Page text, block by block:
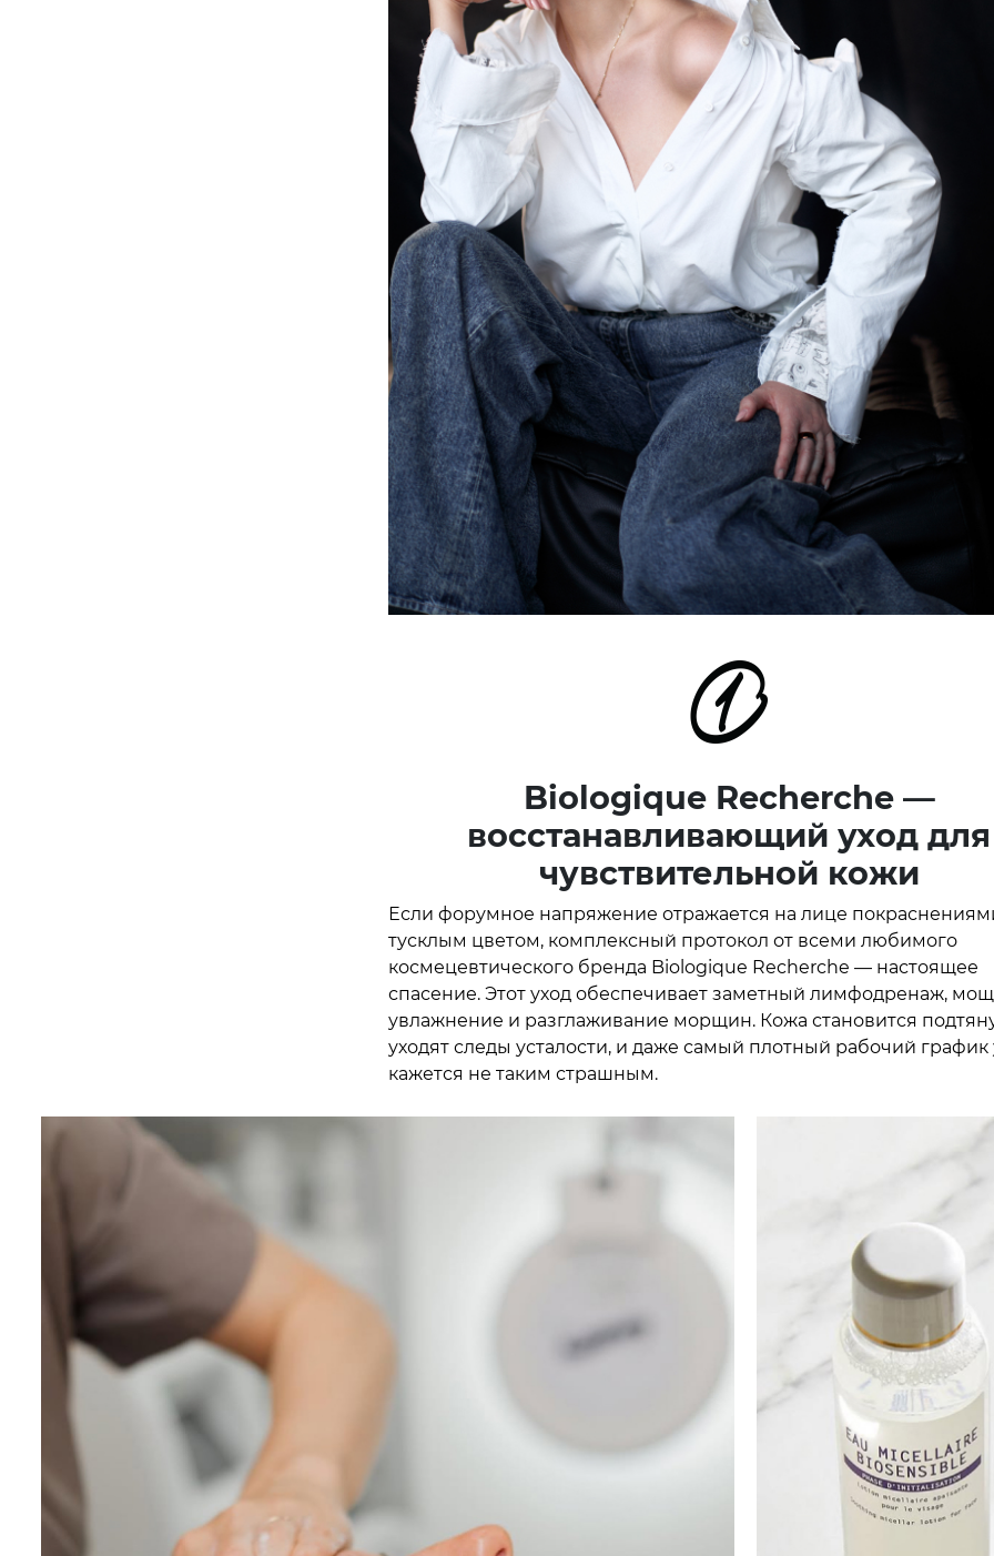
Biologique Recherche —
восстанавливающий уход для
чувствительной кожи
Если форумное напряжение отражается на лице
тусклым цветом, комплексный протокол от всеми любимого
космецевтического бренда Biologique Recherche — настоящее
спасение. Этот уход обеспечивает заметный лимфодренаж,
увлажнение и разглаживание морщин. Кожа становится
уходят следы усталости, и даже самый плотный рабочий график
кажется не таким страшным.